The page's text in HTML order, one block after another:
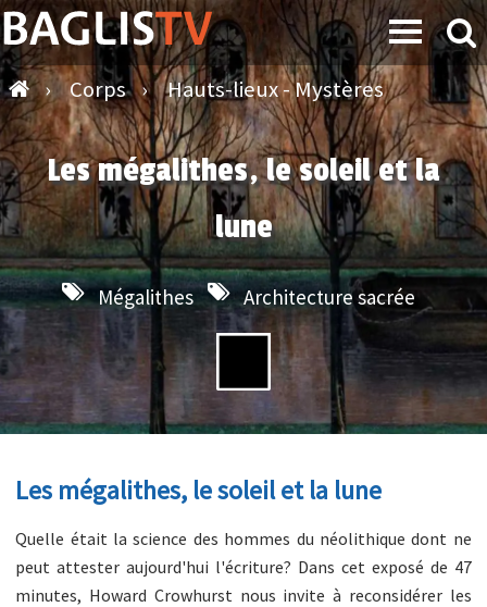
› Corps › Hauts-lieux - Mystères
Les mégalithes, le soleil et la
lune
Mégalithes Architecture sacrée
Les mégalithes, le soleil et la lune
Quelle était la science des hommes du néolithique dont ne
peut attester aujourd'hui l'écriture? Dans cet exposé de 47
minutes, Howard Crowhurst nous invite à reconsidérer les